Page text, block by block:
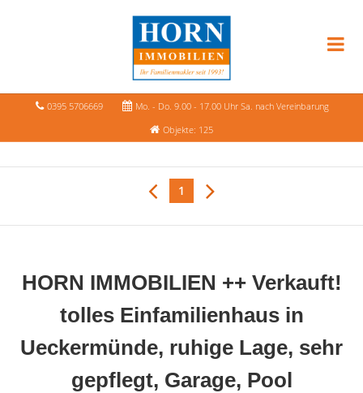
0395 5706669
Mo. - Do. 9.00 - 17.00 Uhr Sa. nach Vereinbarung
Objekte: 125
1
HORN IMMOBILIEN ++ Verkauft!
tolles Einfamilienhaus in
Ueckermünde, ruhige Lage, sehr
gepflegt, Garage, Pool